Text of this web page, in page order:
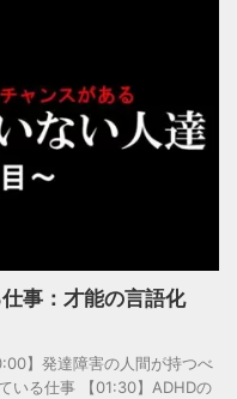
事：才能の言語化
】発達障害の人間が持つべ
いる仕事 【01:30】ADHDの